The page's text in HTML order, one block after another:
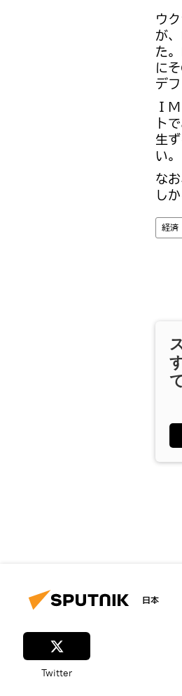
ウ
が
た
に
デ
Ｉ
ト
生
い。
な
し
経済
日本
Twitter